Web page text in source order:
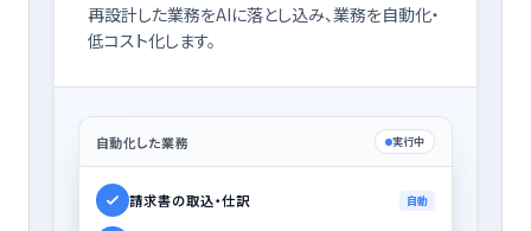
再設計した業務をAIに落とし込み、業務を自動化・
低コスト化します。
自動化した業務 実行中
請求書の取込・仕訳 自動